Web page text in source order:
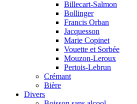
Billecart-Salmon
Bollinger
Francis Orban
Jacquesson
Marie Copinet
Vouette et Sorbée
Mouzon-Leroux
Pertois-Lebrun
Crémant
Bière
Divers